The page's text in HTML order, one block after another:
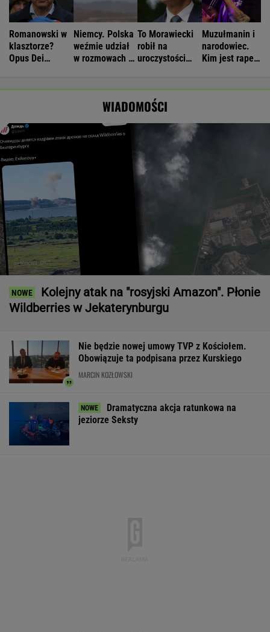
Romanowski w
klasztorze?
Opus Dei
Niemcy. Polska
weźmie udział
w rozmowach o
To Morawiecki
robił na
uroczystości
Muzułmanin i
narodowiec.
Kim jest raper,
WIADOMOŚCI
Kolejny atak na "rosyjski Amazon". Płonie
Wildberries w Jekaterynburgu
Nie będzie nowej umowy TVP z Kościołem.
Obowiązuje ta podpisana przez Kurskiego
MARCIN KOZŁOWSKI
Dramatyczna akcja ratunkowa na
jeziorze Seksty